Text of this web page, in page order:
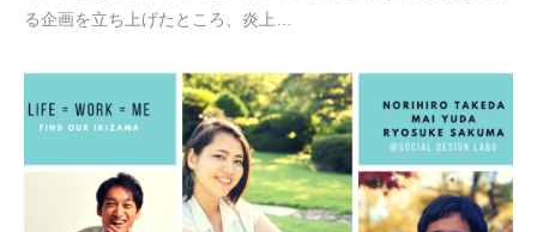
る企画を立ち上げたところ、炎上…